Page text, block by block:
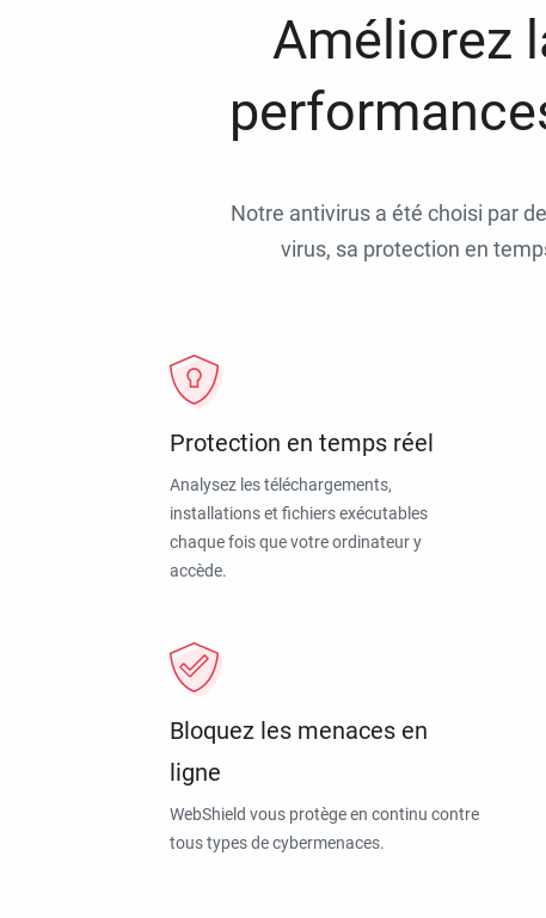
Améliorez
Notre antivirus a été choisi par
virus, sa protection en
Protection en temps réel
Analysez les téléchargements,
installations et fichiers exécutables
chaque fois que votre ordinateur y
accède.
Bloquez les menaces en
ligne
WebShield vous protège en continu contre
tous types de cybermenaces.